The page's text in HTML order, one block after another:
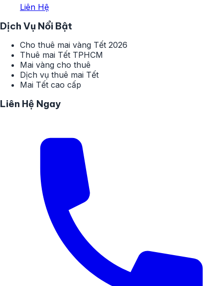
Liên Hệ
Dịch Vụ Nổi Bật
Cho thuê mai vàng Tết 2026
Thuê mai Tết TPHCM
Mai vàng cho thuê
Dịch vụ thuê mai Tết
Mai Tết cao cấp
Liên Hệ Ngay